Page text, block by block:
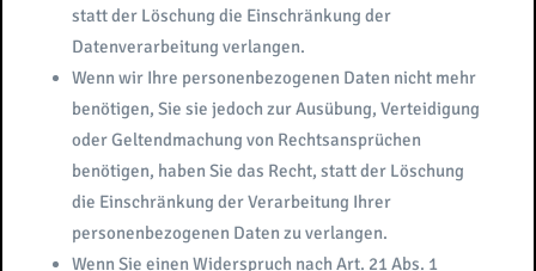
statt der Löschung die Einschränkung der
Datenverarbeitung verlangen.
Wenn wir Ihre personenbezogenen Daten nicht mehr
benötigen, Sie sie jedoch zur Ausübung, Verteidigung
oder Geltendmachung von Rechtsansprüchen
benötigen, haben Sie das Recht, statt der Löschung
die Einschränkung der Verarbeitung Ihrer
personenbezogenen Daten zu verlangen.
Wenn Sie einen Widerspruch nach Art. 21 Abs. 1